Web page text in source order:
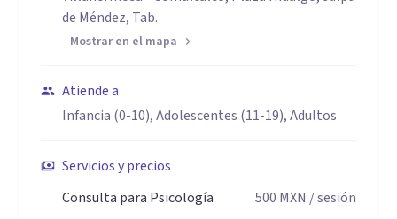
de Méndez, Tab.
Mostrar en el mapa
Atiende a
Infancia (0-10), Adolescentes (11-19), Adultos
Servicios y precios
Consulta para Psicología
500 MXN / sesión